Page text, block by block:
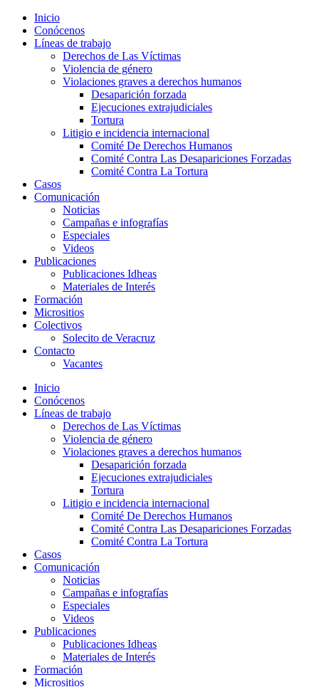
Inicio
Conócenos
Líneas de trabajo
Derechos de Las Víctimas
Violencia de género
Violaciones graves a derechos humanos
Desaparición forzada​
Ejecuciones extrajudiciales
Tortura
Litigio e incidencia internacional
Comité De Derechos Humanos​
Comité Contra Las Desapariciones Forzadas
Comité Contra La Tortura​
Casos
Comunicación
Noticias
Campañas e infografías
Especiales
Videos
Publicaciones
Publicaciones Idheas
Materiales de Interés
Formación
Micrositios
Colectivos
Solecito de Veracruz
Contacto
Vacantes
Inicio
Conócenos
Líneas de trabajo
Derechos de Las Víctimas
Violencia de género
Violaciones graves a derechos humanos
Desaparición forzada​
Ejecuciones extrajudiciales
Tortura
Litigio e incidencia internacional
Comité De Derechos Humanos​
Comité Contra Las Desapariciones Forzadas
Comité Contra La Tortura​
Casos
Comunicación
Noticias
Campañas e infografías
Especiales
Videos
Publicaciones
Publicaciones Idheas
Materiales de Interés
Formación
Micrositios